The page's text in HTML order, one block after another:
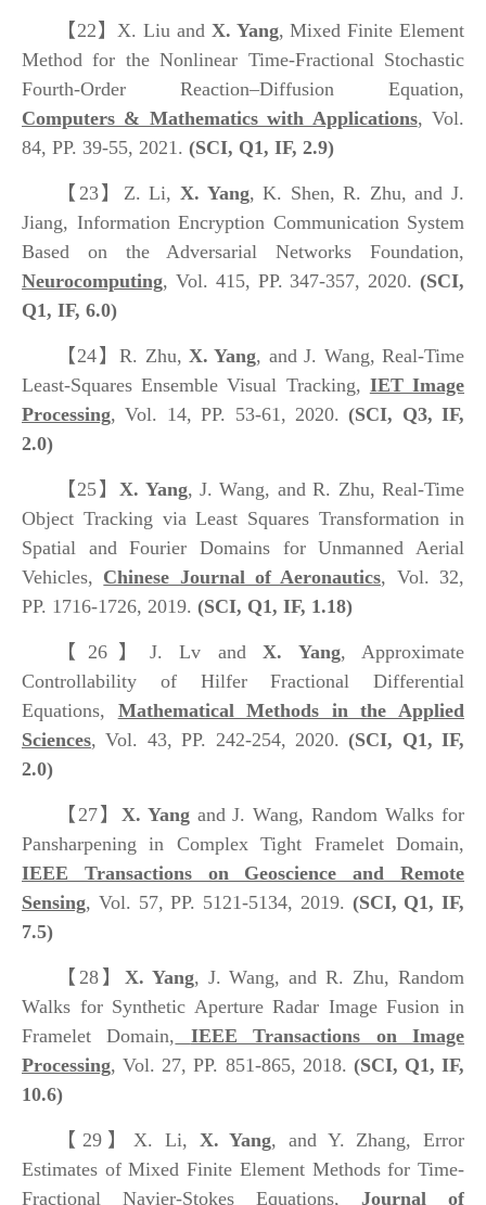
【22】X. Liu and X. Yang, Mixed Finite Element
Method for the Nonlinear Time-Fractional Stochastic
Fourth-Order Reaction–Diffusion Equation,
Computers & Mathematics with Applications, Vol.
84, PP. 39-55, 2021. (SCI, Q1, IF, 2.9)
【23】 Z. Li, X. Yang, K. Shen, R. Zhu, and J.
Jiang, Information Encryption Communication System
Based on the Adversarial Networks Foundation,
Neurocomputing, Vol. 415, PP. 347-357, 2020. (SCI,
Q1, IF, 6.0)
【24】R. Zhu,X. Yang, and J. Wang, Real-Time
Least-Squares Ensemble Visual Tracking, IET Image
Processing, Vol. 14, PP. 53-61, 2020.(SCI, Q3, IF,
2.0)
【25】X. Yang, J. Wang, and R. Zhu, Real-Time
Object Tracking via Least Squares Transformation in
Spatial and Fourier Domains for Unmanned Aerial
Vehicles, Chinese Journal of Aeronautics, Vol. 32,
PP. 1716-1726, 2019. (SCI, Q1, IF, 1.18)
【26】 J. Lv and X. Yang, Approximate
Controllability of Hilfer Fractional Differential
Equations, Mathematical Methods in the Applied
Sciences, Vol. 43, PP. 242-254, 2020.(SCI, Q1, IF,
2.0)
【27】 X. Yang and J. Wang, Random Walks for
Pansharpening in Complex Tight Framelet Domain,
IEEE Transactions on Geoscience and Remote
Sensing, Vol. 57, PP. 5121-5134, 2019. (SCI, Q1, IF,
7.5)
【28】 X. Yang, J. Wang, and R. Zhu, Random
Walks for Synthetic Aperture Radar Image Fusion in
Framelet Domain,
IEEE Transactions on Image
Processing, Vol. 27, PP. 851-865, 2018. (SCI, Q1, IF,
10.6)
【29】X. Li, X. Yang, and Y. Zhang, Error
Estimates of Mixed Finite Element Methods for Time-
Fractional Navier-Stokes Equations, Journal of